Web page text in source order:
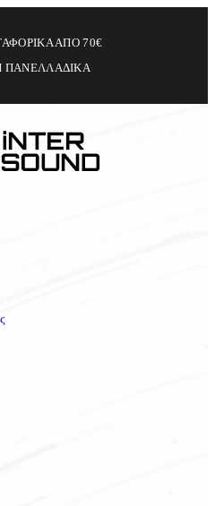
ΑΠΟ 70€
ΠΑΝΕΛΛΑΔΙΚΑ